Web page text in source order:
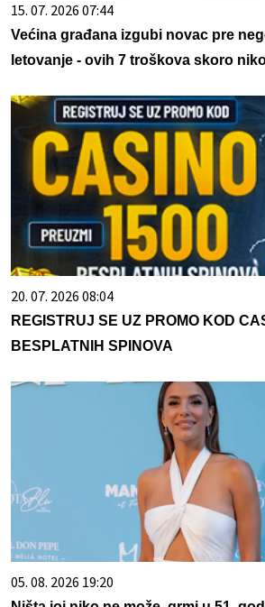
15. 07. 2026 07:44
Većina građana izgubi novac pre
letovanje - ovih 7 troškova skoro
20. 07. 2026 08:04
REGISTRUJ SE UZ PROMO KOD
BESPLATNIH SPINOVA
05. 08. 2026 19:20